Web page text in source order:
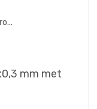
mm met